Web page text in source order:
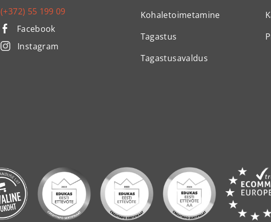
(+372) 55 199 09
Facebook
Instagram
Kohaletoimetamine
Tagastus
Tagastusavaldus